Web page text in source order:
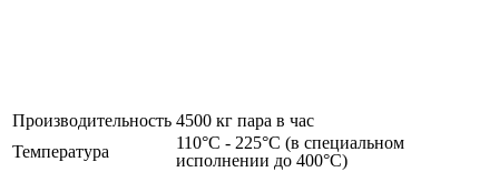
Производительность 4500 кг пара в час
Температура
110°C - 225°C (в специальном
исполнении до 400°C)